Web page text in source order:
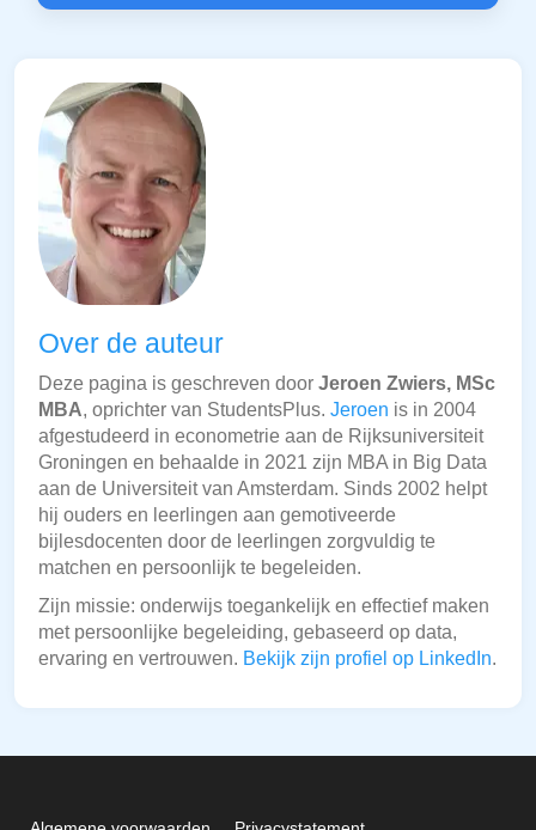
Over de auteur
Deze pagina is geschreven door Jeroen Zwiers, MSc
MBA, oprichter van StudentsPlus. Jeroen is in 2004
afgestudeerd in econometrie aan de Rijksuniversiteit
Groningen en behaalde in 2021 zijn MBA in Big Data
aan de Universiteit van Amsterdam. Sinds 2002 helpt
hij ouders en leerlingen aan gemotiveerde
bijlesdocenten door de leerlingen zorgvuldig te
matchen en persoonlijk te begeleiden.
Zijn missie: onderwijs toegankelijk en effectief maken
met persoonlijke begeleiding, gebaseerd op data,
ervaring en vertrouwen. Bekijk zijn profiel op LinkedIn.